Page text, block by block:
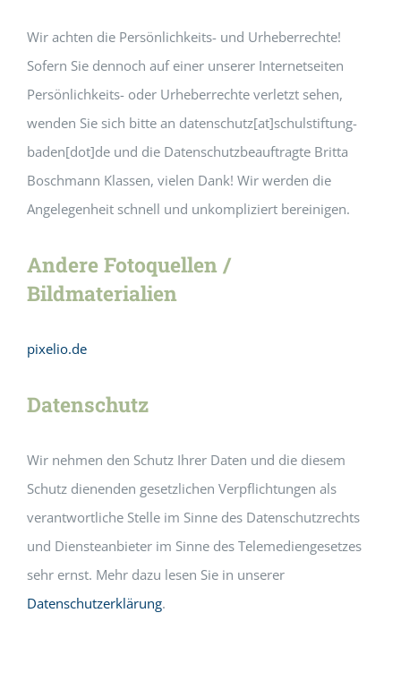
Wir achten die Persönlichkeits- und Urheberrechte!
Sofern Sie dennoch auf einer unserer Internetseiten
Persönlichkeits- oder Urheberrechte verletzt sehen,
wenden Sie sich bitte an datenschutz[at]schulstiftung-
baden[dot]de und die Datenschutzbeauftragte Britta
Boschmann Klassen, vielen Dank! Wir werden die
Angelegenheit schnell und unkompliziert bereinigen.
Andere Fotoquellen /
Bildmaterialien
pixelio.de
Datenschutz
Wir nehmen den Schutz Ihrer Daten und die diesem
Schutz dienenden gesetzlichen Verpflichtungen als
verantwortliche Stelle im Sinne des Datenschutzrechts
und Diensteanbieter im Sinne des Telemediengesetzes
sehr ernst. Mehr dazu lesen Sie in unserer
Datenschutzerklärung.